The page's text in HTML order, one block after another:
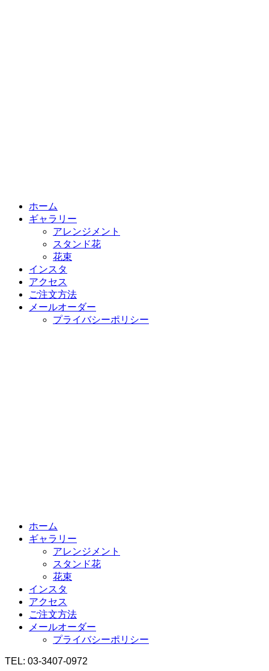
ホーム
ギャラリー
アレンジメント
スタンド花
花束
インスタ
アクセス
ご注文方法
メールオーダー
プライバシーポリシー
ホーム
ギャラリー
アレンジメント
スタンド花
花束
インスタ
アクセス
ご注文方法
メールオーダー
プライバシーポリシー
TEL: 03-3407-0972